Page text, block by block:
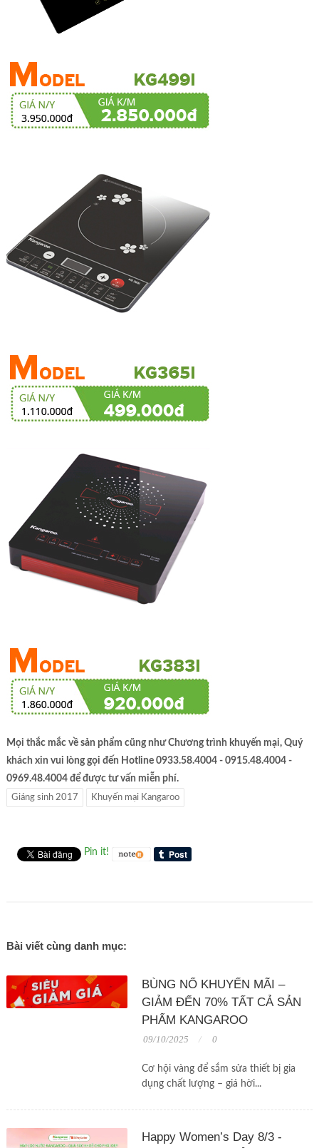
Mọi thắc mắc về sản phẩm cũng như Chương trình khuyến mại, Quý
khách xin vui lòng gọi đến Hotline 0933.58.4004 - 0915.48.4004 -
0969.48.4004 để được tư vấn miễn phí.
Giáng sinh 2017 Khuyến mại Kangaroo
Pin it!
Bài viết cùng danh mục:
BÙNG NỔ KHUYẾN MÃI –
GIẢM ĐẾN 70% TẤT CẢ SẢN
PHẨM KANGAROO
09/10/2025 0
Cơ hội vàng để sắm sửa thiết bị gia
dụng chất lượng – giá hời...
Happy Women’s Day 8/3 -